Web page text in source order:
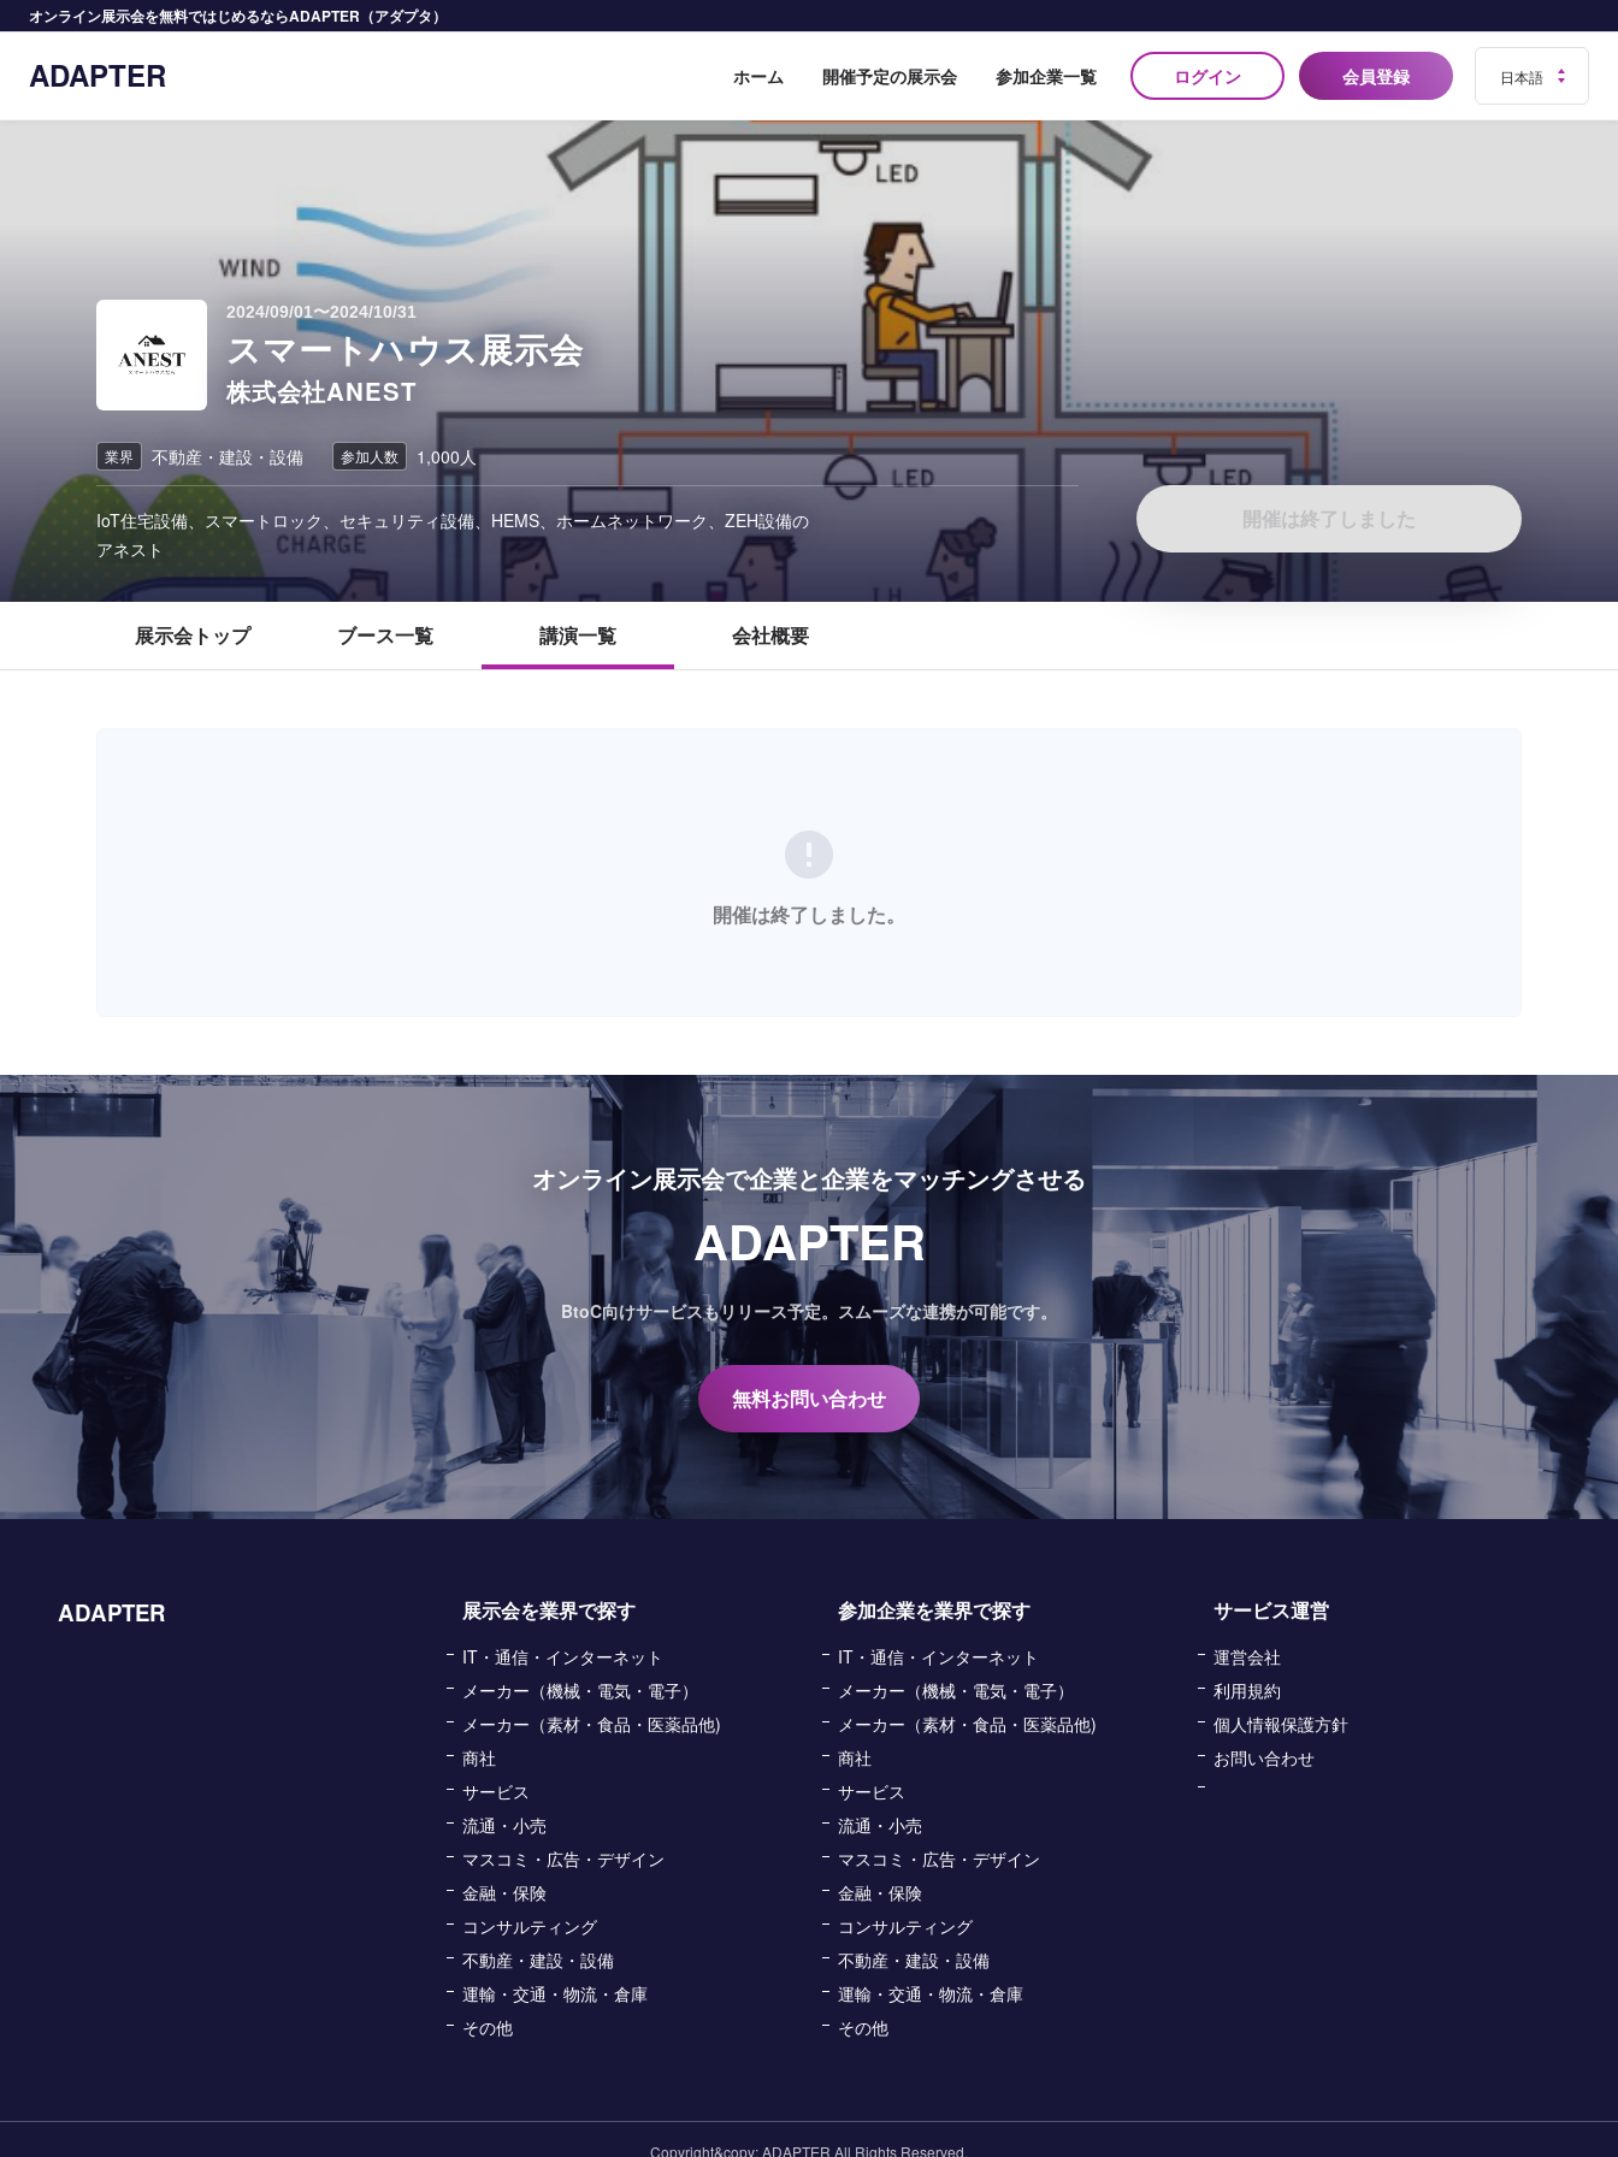
オンライン展示会を無料ではじめるならADAPTER（アダプタ）
ADAPTER ホーム 開催予定の展示会 参加企業一覧 ログイン 会員登録
2024/09/01〜2024/10/31
スマートハウス展示会
株式会社ANEST
業界 不動産・建設・設備 参加人数 1,000人
IoT住宅設備、スマートロック、セキュリティ設備、HEMS、ホームネットワーク、ZEH設備の
アネスト
開催は終了しました
展示会トップ ブース一覧 講演一覧 会社概要
error
開催は終了しました。
オンライン展示会で企業と企業をマッチングさせる
ADAPTER
BtoC向けサービスもリリース予定。 スムーズな連携が可能です。
無料お問い合わせ
ADAPTER 展示会を業界で探す
IT・通信・インターネット
メーカー（機械・電気・電子）
メーカー（素材・食品・医薬品他)
商社
サービス
流通・小売
マスコミ・広告・デザイン
金融・保険
コンサルティング
不動産・建設・設備
運輸・交通・物流・倉庫
その他
参加企業を業界で探す
IT・通信・インターネット
メーカー（機械・電気・電子）
メーカー（素材・食品・医薬品他)
商社
サービス
流通・小売
マスコミ・広告・デザイン
金融・保険
コンサルティング
不動産・建設・設備
運輸・交通・物流・倉庫
その他
サービス運営
運営会社
利用規約
個人情報保護方針
お問い合わせ
Copyright&copy; ADAPTER All Rights Reserved.